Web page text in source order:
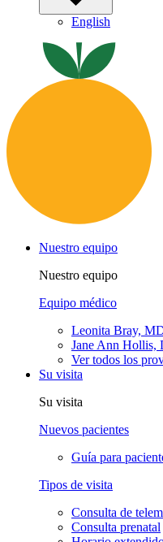
English
Nuestro equipo
Nuestro equipo
Equipo médico
Leonita Bray,
Jane Ann Hollis,
Ver todos los
Su visita
Su visita
Nuevos pacientes
Guía para
Tipos de visita
Consulta de
Consulta prenatal